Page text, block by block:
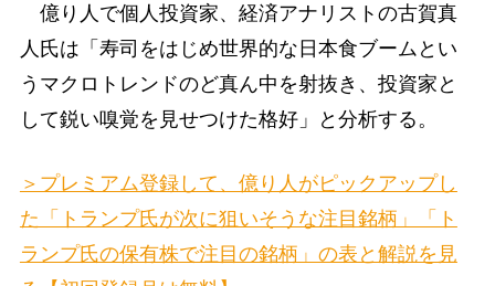
億り人で個人投資家、経済アナリストの古賀真
人氏は「寿司をはじめ世界的な日本食ブームとい
うマクロトレンドのど真ん中を射抜き、投資家と
して鋭い嗅覚を見せつけた格好」と分析する。
＞プレミアム登録して、億り人がピックアップし
た「トランプ氏が次に狙いそうな注目銘柄」「ト
ランプ氏の保有株で注目の銘柄」の表と解説を見